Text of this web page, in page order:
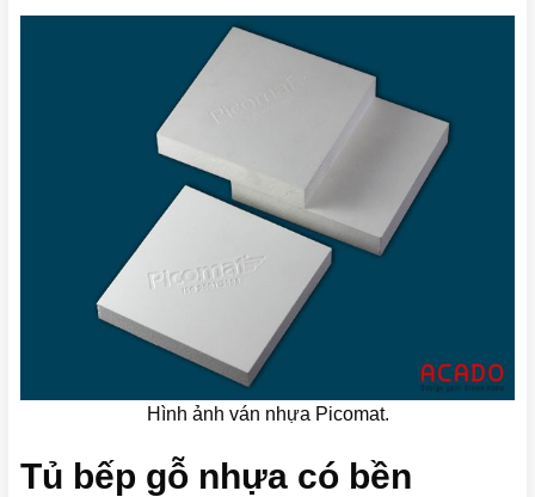
Hình ảnh ván nhựa Picomat.
Tủ bếp gỗ nhựa có bền